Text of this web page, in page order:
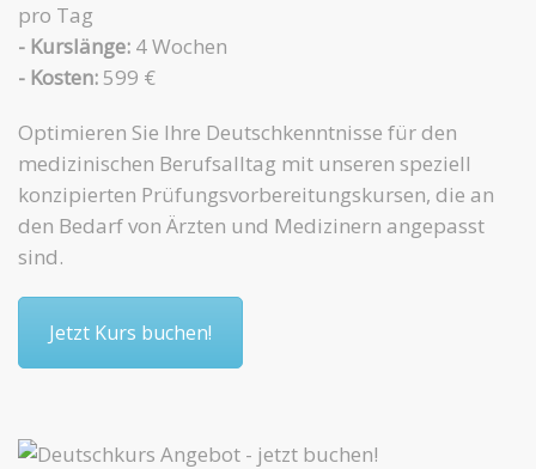
pro Tag
- Kurslänge: 4 Wochen
- Kosten: 599 €
Optimieren Sie Ihre Deutschkenntnisse für den
medizinischen Berufsalltag mit unseren speziell
konzipierten Prüfungsvorbereitungskursen, die an
den Bedarf von Ärzten und Medizinern angepasst
sind.
Jetzt Kurs buchen!